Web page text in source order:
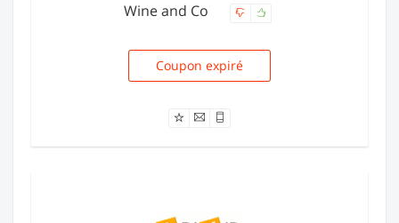
Wine and Co
BONNEFETE2
Coupon expiré